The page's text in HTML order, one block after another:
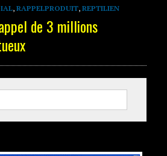
, RAPPELPRODUIT, REPTILIEN
de 3 millions